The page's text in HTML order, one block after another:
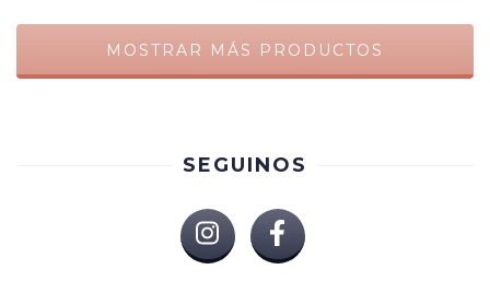
MOSTRAR MÁS PRODUCTOS
SEGUINOS